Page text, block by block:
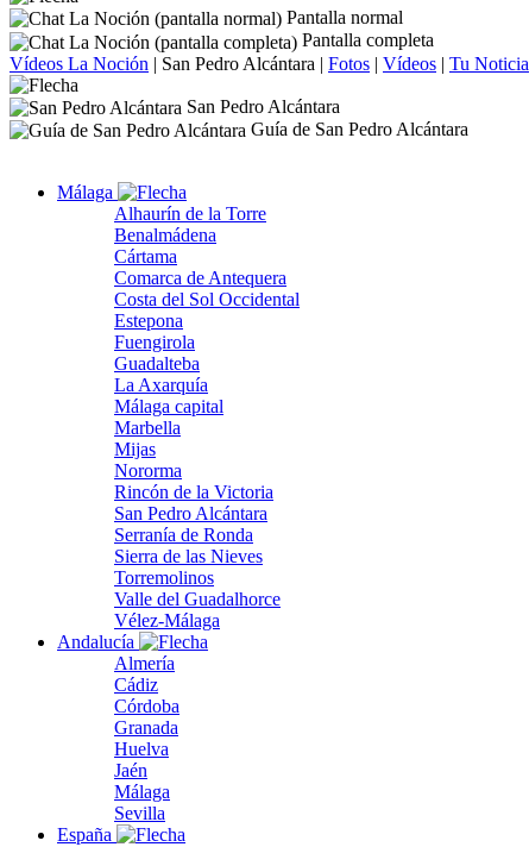
Pantalla normal
Pantalla completa
Vídeos La Noción | San Pedro Alcántara | Fotos | Vídeos | Tu Noticia
San Pedro Alcántara
Guía de San Pedro Alcántara
Málaga
Alhaurín de la Torre
Benalmádena
Cártama
Comarca de Antequera
Costa del Sol Occidental
Estepona
Fuengirola
Guadalteba
La Axarquía
Málaga capital
Marbella
Mijas
Nororma
Rincón de la Victoria
San Pedro Alcántara
Serranía de Ronda
Sierra de las Nieves
Torremolinos
Valle del Guadalhorce
Vélez-Málaga
Andalucía
Almería
Cádiz
Córdoba
Granada
Huelva
Jaén
Málaga
Sevilla
España